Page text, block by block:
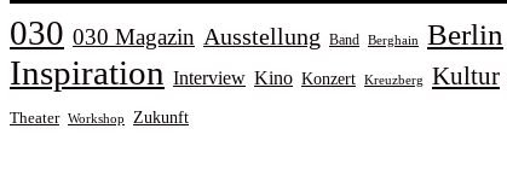
030 030 Magazin Ausstellung Band Berghain Berlin
Inspiration Interview Kino Konzert Kreuzberg Kultur
Theater Workshop Zukunft